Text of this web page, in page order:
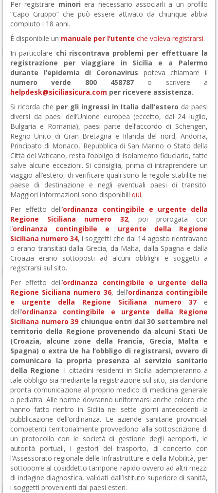
Per registrare minori era necessario associarli a un profilo
“Capo Gruppo” che può essere attivato da chiunque abbia
compiuto i 18 anni.
È disponibile un manuale per l’utente che voleva registrarsi.
In particolare chi riscontrava problemi per effettuare la
registrazione per viaggiare in Sicilia e a Palermo
durante l’epidemia di Coronavirus poteva chiamare il
numero verde 800 458787 o scrivere a
helpdesk@siciliasicura.com per ricevere assistenza.
Si ricorda che per gli ingressi in Italia dall’estero da paesi
diversi da paesi dell’Unione europea (eccetto, dal 24 luglio,
Bulgaria e Romania), paesi parte dell’accordo di Schengen,
Regno Unito di Gran Bretagna e Irlanda del nord, Andorra,
Principato di Monaco, Repubblica di San Marino o Stato della
Città del Vaticano, resta l’obbligo di isolamento fiduciario, fatte
salve alcune eccezioni. Si consiglia, prima di intraprendere un
viaggio all’estero, di verificare quali sono le regole stabilite nel
paese di destinazione e negli eventuali paesi di transito.
Maggiori informazioni sono disponibili qui.
Per effetto dell’ordinanza contingibile e urgente della
Regione Siciliana numero 32, poi prorogata con
l’ordinanza contingibile e urgente della Regione
Siciliana numero 34, i soggetti che dal 14 agosto rientravano
o erano transitati dalla Grecia, da Malta, dalla Spagna e dalla
Croazia erano sottoposti ad alcuni obblighi e soggetti a
registrarsi sul sito.
Per effetto dell’ordinanza contingibile e urgente della
Regione Siciliana numero 36, dell’ordinanza contingibile
e urgente della Regione Siciliana numero 37 e
dell’ordinanza contingibile e urgente della Regione
Siciliana numero 39 chiunque entri dal 30 settembre nel
territorio della Regione provenendo da alcuni Stati Ue
(Croazia, alcune zone della Francia, Grecia, Malta e
Spagna) o extra Ue ha l’obbligo di registrarsi, ovvero di
comunicare la propria presenza al servizio sanitario
della Regione. I cittadini residenti in Sicilia adempieranno a
tale obbligo sia mediante la registrazione sul sito, sia dandone
pronta comunicazione al proprio medico di medicina generale
o pediatra. Alle norme dovranno uniformarsi anche coloro che
hanno fatto rientro in Sicilia nei sette giorni antecedenti la
pubblicazione dell’ordinanza. Le aziende sanitarie provinciali
competenti territorialmente provvedono alla sottoscrizione di
un protocollo con le società di gestione degli aeroporti, le
autorità portuali, i gestori del trasporto, di concerto con
l’Assessorato regionale delle Infrastrutture e della Mobilità, per
sottoporre al cosiddetto tampone rapido ovvero ad altri mezzi
di indagine diagnostica, validati dall’Istituto superiore di sanità,
i soggetti provenienti dai paesi esteri.